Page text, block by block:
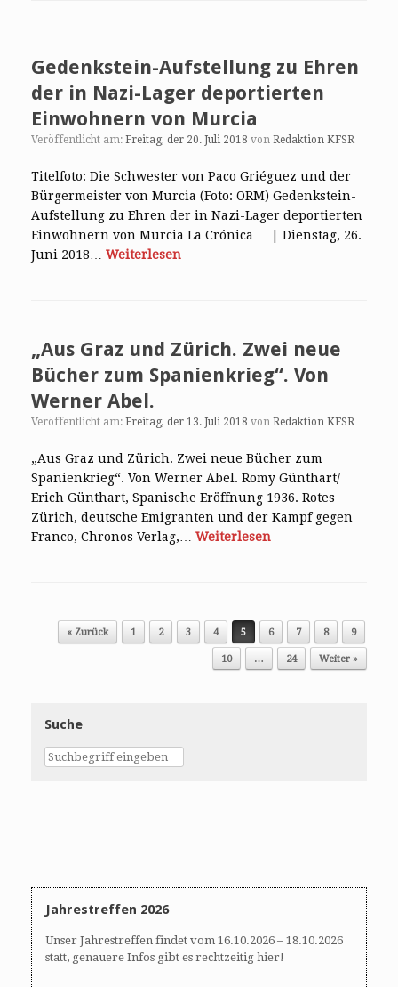
Gedenkstein-Aufstellung zu Ehren
der in Nazi-Lager deportierten
Einwohnern von Murcia
Veröffentlicht am: Freitag, der 20. Juli 2018 von Redaktion KFSR
Titelfoto: Die Schwester von Paco Griéguez und der
Bürgermeister von Murcia (Foto: ORM) Gedenkstein-
Aufstellung zu Ehren der in Nazi-Lager deportierten
Einwohnern von Murcia La Crónica | Dienstag, 26.
Juni 2018… Weiterlesen
„Aus Graz und Zürich. Zwei neue
Bücher zum Spanienkrieg“. Von
Werner Abel.
Veröffentlicht am: Freitag, der 13. Juli 2018 von Redaktion KFSR
„Aus Graz und Zürich. Zwei neue Bücher zum
Spanienkrieg“. Von Werner Abel. Romy Günthart/
Erich Günthart, Spanische Eröffnung 1936. Rotes
Zürich, deutsche Emigranten und der Kampf gegen
Franco, Chronos Verlag,… Weiterlesen
Post navigation
« Zurück 1 2 3 4 5 6 7 8 9
10 … 24 Weiter »
Suche
Jahrestreffen 2026
Unser Jahrestreffen findet vom 16.10.2026 – 18.10.2026
statt, genauere Infos gibt es rechtzeitig hier!